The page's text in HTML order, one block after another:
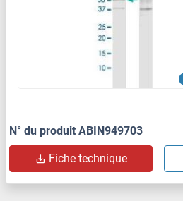
N° du produit ABIN949703
Fiche technique